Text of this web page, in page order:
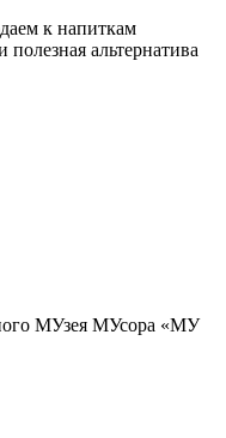
к напиткам
альтернатива
МУзея МУсора «МУ